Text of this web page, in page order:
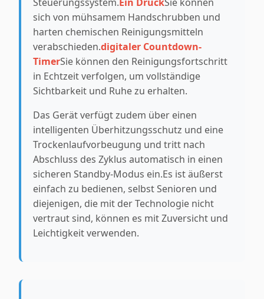
sich von mühsamem Handschrubben und
harten chemischen Reinigungsmitteln
verabschieden.digitaler Countdown-
TimerSie können den Reinigungsfortschritt
in Echtzeit verfolgen, um vollständige
Sichtbarkeit und Ruhe zu erhalten.
Das Gerät verfügt zudem über einen
intelligenten Überhitzungsschutz und eine
Trockenlaufvorbeugung und tritt nach
Abschluss des Zyklus automatisch in einen
sicheren Standby-Modus ein.Es ist äußerst
einfach zu bedienen, selbst Senioren und
diejenigen, die mit der Technologie nicht
vertraut sind, können es mit Zuversicht und
Leichtigkeit verwenden.